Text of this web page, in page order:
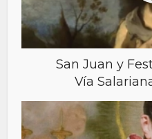
San Juan y
Vía